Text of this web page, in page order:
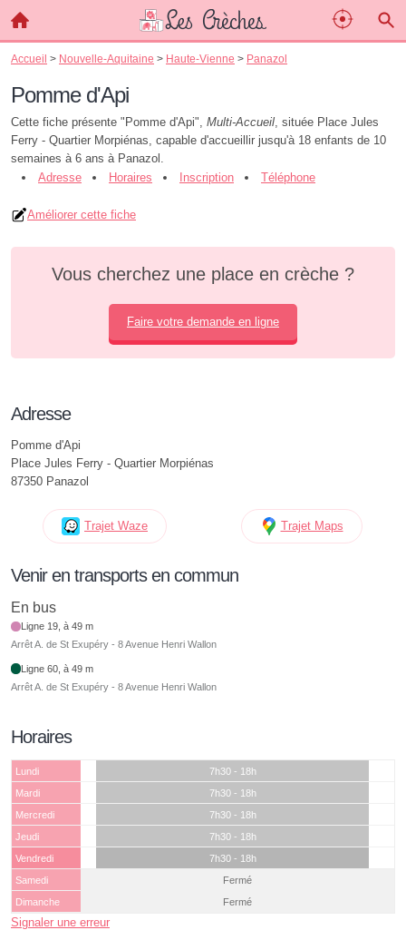
Accueil > Nouvelle-Aquitaine > Haute-Vienne > Panazol
Pomme d'Api
Cette fiche présente "Pomme d'Api", Multi-Accueil, située Place Jules
Ferry - Quartier Morpiénas, capable d'accueillir jusqu'à 18 enfants de 10
semaines à 6 ans à Panazol.
Adresse
Horaires Inscription Téléphone
Améliorer cette fiche
Vous cherchez une place en crèche ?
Faire votre demande en ligne
Adresse
Pomme d'Api
Place Jules Ferry - Quartier Morpiénas
87350 Panazol
Trajet Waze Trajet Maps
Venir en transports en commun
En bus
Ligne 19, à 49 m
Arrêt A. de St Exupéry - 8 Avenue Henri Wallon
Ligne 60, à 49 m
Arrêt A. de St Exupéry - 8 Avenue Henri Wallon
Horaires
Lundi
7h30 - 18h
Mardi
7h30 - 18h
Mercredi
7h30 - 18h
Jeudi
7h30 - 18h
Vendredi
7h30 - 18h
Samedi
Fermé
Dimanche
Fermé
Signaler une erreur